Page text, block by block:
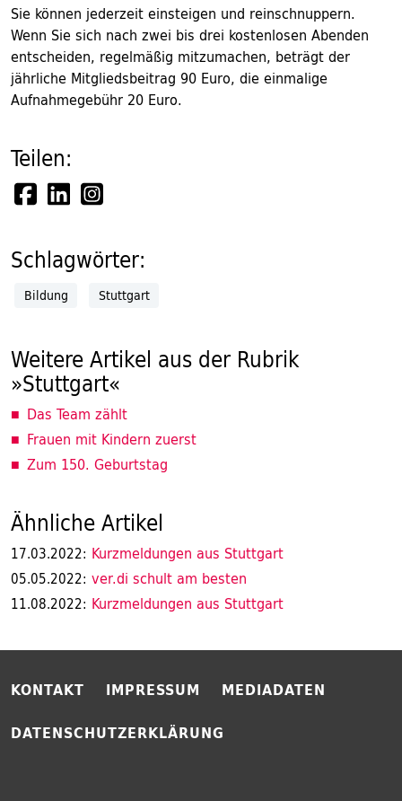
Sie können jederzeit einsteigen und reinschnuppern.
Wenn Sie sich nach zwei bis drei kostenlosen Abenden
entscheiden, regelmäßig mitzumachen, beträgt der
jährliche Mitgliedsbeitrag 90 Euro, die einmalige
Aufnahmegebühr 20 Euro.
Teilen:
Schlagwörter:
Bildung Stuttgart
Weitere Artikel aus der Rubrik
»Stuttgart«
Das Team zählt
Frauen mit Kindern zuerst
Zum 150. Geburtstag
Ähnliche Artikel
17.03.2022: Kurzmeldungen aus Stuttgart
05.05.2022: ver.di schult am besten
11.08.2022: Kurzmeldungen aus Stuttgart
KONTAKT IMPRESSUM
MEDIADATEN
DATENSCHUTZERKLÄRUNG